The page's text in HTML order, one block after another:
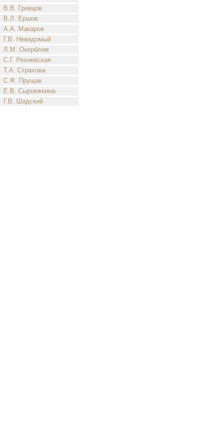
В.В. Гревцов
В.Л. Ершов
А.А. Макаров
Г.В. Невидомый
Л.М. Окерблом
С.Г. Рехневская
Т.А. Страхова
С.Ф. Прущак
Е.В. Сыроежкина
Г.В. Шадский